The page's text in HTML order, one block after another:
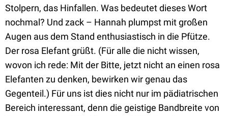
Stolpern, das Hinfallen. Was bedeutet dieses Wort
nochmal? Und zack – Hannah plumpst mit großen
Augen aus dem Stand enthusiastisch in die Pfütze.
Der rosa Elefant grüßt. (Für alle die nicht wissen,
wovon ich rede: Mit der Bitte, jetzt nicht an einen rosa
Elefanten zu denken, bewirken wir genau das
Gegenteil.) Für uns ist dies nicht nur im pädiatrischen
Bereich interessant, denn die geistige Bandbreite von